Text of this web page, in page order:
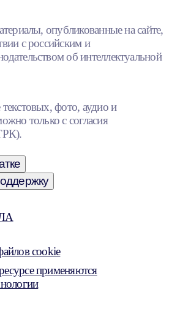
опубликованные на сайте,
с российским и
об интеллектуальной
фото, аудио и
только с согласия
cookie
применяются